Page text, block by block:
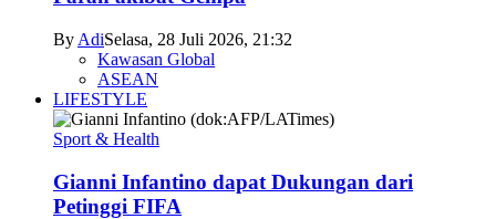
By AdiSelasa, 28 Juli 2026, 21:32
Kawasan Global
ASEAN
LIFESTYLE
Sport & Health
Gianni Infantino dapat Dukungan dari
Petinggi FIFA